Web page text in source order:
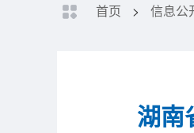
首页 > 信息公
湖南